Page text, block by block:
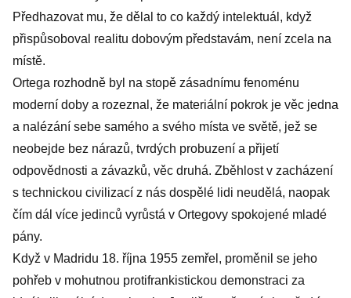
Předhazovat mu, že dělal to co každý intelektuál, když
přispůsoboval realitu dobovým představám, není zcela na
místě.
Ortega rozhodně byl na stopě zásadnímu fenoménu
moderní doby a rozeznal, že materiální pokrok je věc jedna
a nalézání sebe samého a svého místa ve světě, jež se
neobejde bez nárazů, tvrdých probuzení a přijetí
odpovědnosti a závazků, věc druhá. Zběhlost v zacházení
s technickou civilizací z nás dospělé lidi neudělá, naopak
čím dál více jedinců vyrůstá v Ortegovy spokojené mladé
pány.
Když v Madridu 18. října 1955 zemřel, proměnil se jeho
pohřeb v mohutnou protifrankistickou demonstraci za